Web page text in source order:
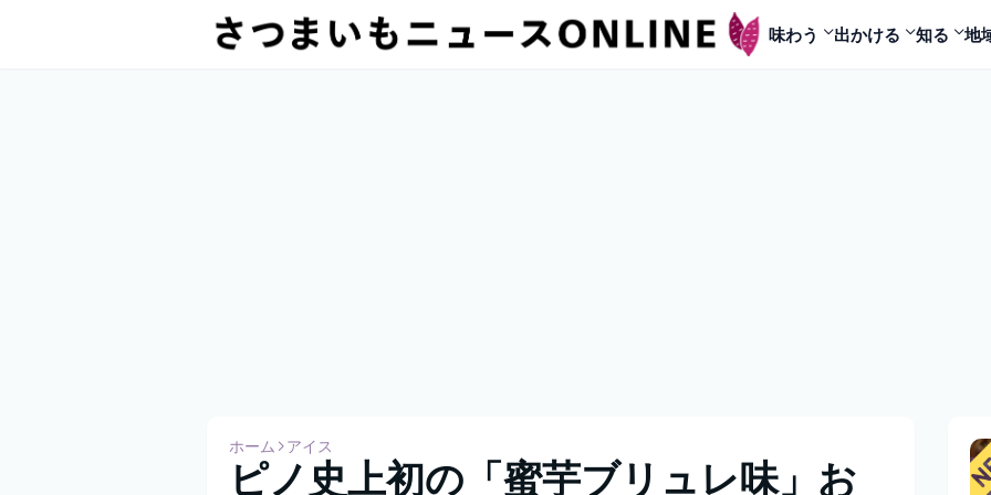
味わう 出かける 知る 地
ホーム アイス
ピノ史上初の「蜜芋ブリュレ味」お